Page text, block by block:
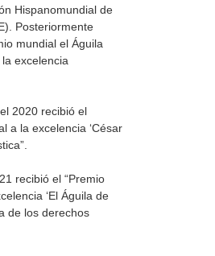
Hispanomundial de
Posteriormente
mundial el Águila
excelencia
2020 recibió el
a la excelencia ‘César
recibió el “Premio
‘El Águila de
de los derechos